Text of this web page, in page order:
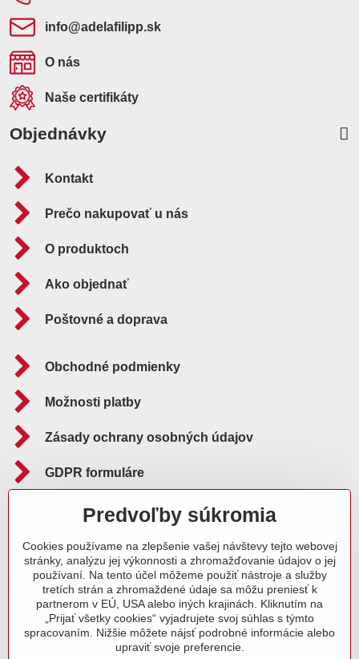
info​@adelafilipp​.sk
O nás
Naše certifikáty
Objednávky
Kontakt
Prečo nakupovať u nás
O produktoch
Ako objednať
Poštovné a doprava
Obchodné podmienky
Možnosti platby
Zásady ochrany osobných údajov
GDPR formuláre
Reklamačný poriadok
Sledujte nás aj na:
Facebook Instagram Blog
Predvoľby súkromia
Cookies používame na zlepšenie vašej návštevy tejto webovej
stránky, analýzu jej výkonnosti a zhromažďovanie údajov o jej
používaní. Na tento účel môžeme použiť nástroje a služby
tretích strán a zhromaždené údaje sa môžu preniesť k
partnerom v EÚ, USA alebo iných krajinách. Kliknutím na
„Prijať všetky cookies“ vyjadrujete svoj súhlas s týmto
spracovaním. Nižšie môžete nájsť podrobné informácie alebo
upraviť svoje preferencie.